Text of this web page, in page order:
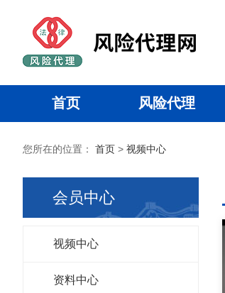
首页 风险代理
您所在的位置： 首页 > 视频中心
会员中心
视频中心
资料中心